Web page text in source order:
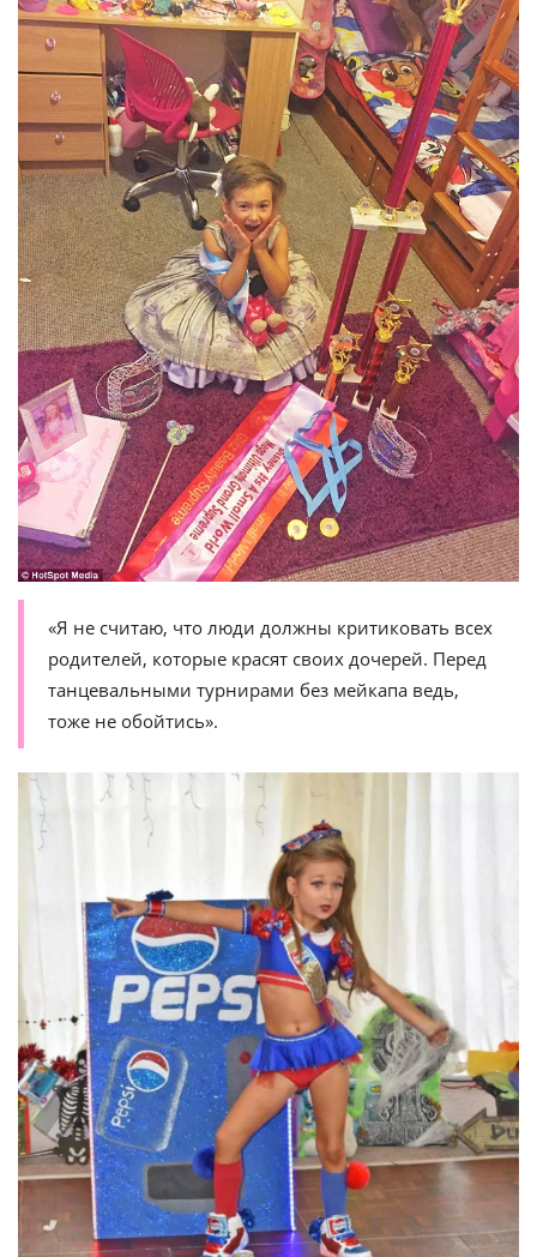
«Я не считаю, что люди должны критиковать всех
родителей, которые красят своих дочерей. Перед
танцевальными турнирами без мейкапа ведь,
тоже не обойтись».